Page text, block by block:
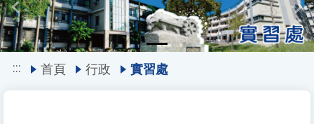
Previous
::: 首頁 行政 實習處